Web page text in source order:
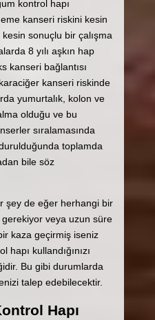
kontrol hapı
kanseri riskini kesin
kesin sonuçlu bir çalışma
8 yılı aşkın hap
kanseri bağlantısı
kanseri riskinde
yumurtalık, kolon ve
olduğu ve bu
sıralamasında
toplamda
bile söz
şey de eğer herhangi bir
veya uzun süre
kaza geçirmiş iseniz
kullandığınızı
Bu gibi durumlarda
talep edebilecektir.
Hapı